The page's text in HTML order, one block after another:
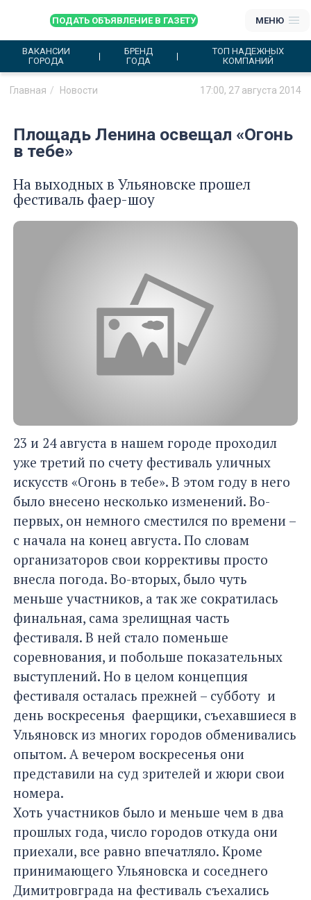
ПОДАТЬ ОБЪЯВЛЕНИЕ В ГАЗЕТУ МЕНЮ
ВАКАНСИИ
ГОРОДА
БРЕНД
ГОДА
ТОП НАДЕЖНЫХ
КОМПАНИЙ
Главная Новости 17:00, 27 августа 2014
Площадь Ленина освещал «Огонь
в тебе»
На выходных в Ульяновске прошел
фестиваль фаер-шоу
23 и 24 августа в нашем городе проходил
уже третий по счету фестиваль уличных
искусств «Огонь в тебе». В этом году в него
было внесено несколько изменений. Во-
первых, он немного сместился по времени –
с начала на конец августа. По словам
организаторов свои коррективы просто
внесла погода. Во-вторых, было чуть
меньше участников, а так же сократилась
финальная, сама зрелищная часть
фестиваля. В ней стало поменьше
соревнования, и побольше показательных
выступлений. Но в целом концепция
фестиваля осталась прежней – субботу и
день воскресенья фаерщики, съехавшиеся в
Ульяновск из многих городов обменивались
опытом. А вечером воскресенья они
представили на суд зрителей и жюри свои
номера.
Хоть участников было и меньше чем в два
прошлых года, число городов откуда они
приехали, все равно впечатляло. Кроме
принимающего Ульяновска и соседнего
Димитровграда на фестиваль съехались